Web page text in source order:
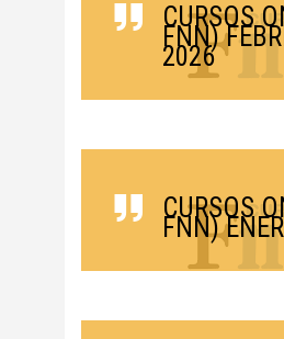
CURSOS
FNN)
2026
CURSOS
FNN)